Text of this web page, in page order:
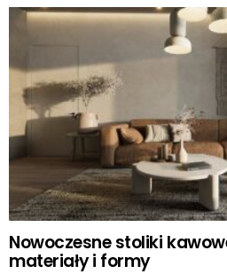
Nowoczesne stoliki
materiały i formy